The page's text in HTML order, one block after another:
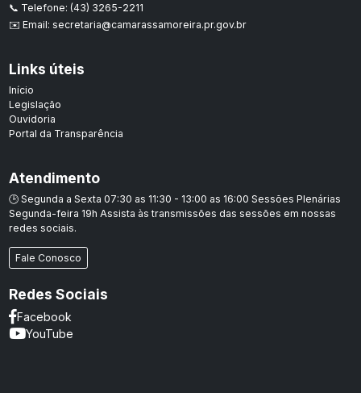
📞 Telefone: (43) 3265-2211
✉️ Email: secretaria@camarassamoreira.pr.gov.br
Links úteis
Início
Legislação
Ouvidoria
Portal da Transparência
Atendimento
🕒 Segunda a Sexta 07:30 as 11:30 - 13:00 as 16:00 Sessões Plenárias
Segunda-feira 19h Assista às transmissões das sessões em nossas
redes sociais.
Fale Conosco
Redes Sociais
Facebook
YouTube